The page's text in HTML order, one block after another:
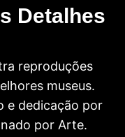
Detalhes
reproduções
museus.
e dedicação por
por Arte.